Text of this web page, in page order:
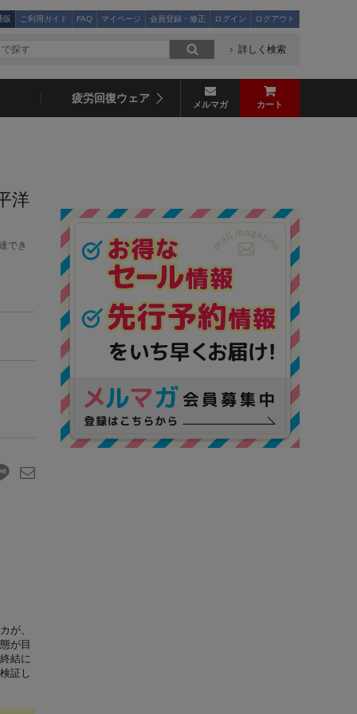
販 ご利用ガイド FAQ マイページ 会員登録・修正 ログイン ログアウト
詳しく検索
疲労回復ウェア メルマガ カート
洋
でき
が、
が目
結に
証し